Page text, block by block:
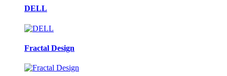
DELL
Fractal Design